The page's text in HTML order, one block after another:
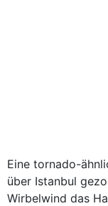
Eine tornado-
über Istanbul
Wirbelwind das